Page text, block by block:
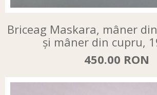
Briceag Maskara, mâner
și mâner din cupru,
450.00 RON